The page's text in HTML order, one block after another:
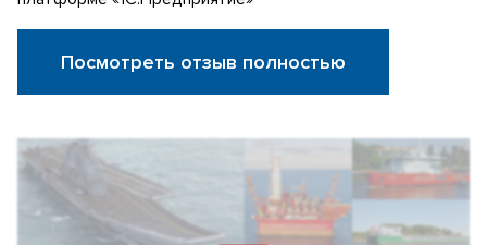
Посмотреть отзыв полностью